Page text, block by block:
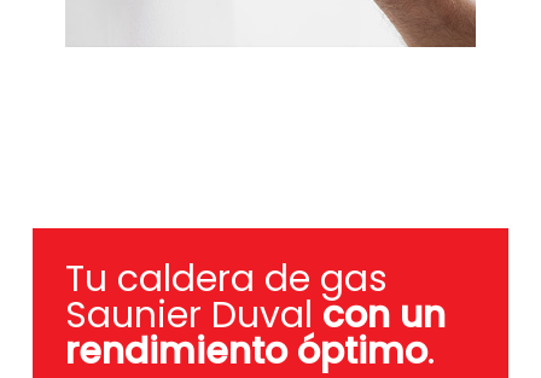
Tu caldera de gas
Saunier Duval con un
rendimiento óptimo.